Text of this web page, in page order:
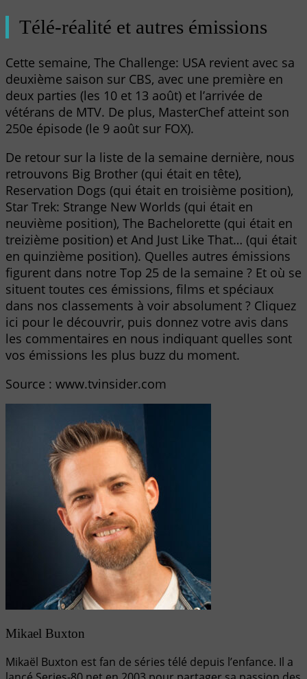
Télé-réalité et autres émissions
Cette semaine, The Challenge: USA revient avec sa
deuxième saison sur CBS, avec une première en
deux parties (les 10 et 13 août) et l’arrivée de
vétérans de MTV. De plus, MasterChef atteint son
250e épisode (le 9 août sur FOX).
De retour sur la liste de la semaine dernière, nous
retrouvons Big Brother (qui était en tête),
Reservation Dogs (qui était en troisième position),
Star Trek: Strange New Worlds (qui était en
neuvième position), The Bachelorette (qui était en
treizième position) et And Just Like That… (qui était
en quinzième position). Quelles autres émissions
figurent dans notre Top 25 de la semaine ? Et où se
situent toutes ces émissions, films et spéciaux
dans nos classements à voir absolument ? Cliquez
ici pour le découvrir, puis donnez votre avis dans
les commentaires en nous indiquant quelles sont
vos émissions les plus buzz du moment.
Source : www.tvinsider.com
Mikael Buxton
Mikaël Buxton est fan de séries télé depuis l’enfance. Il a